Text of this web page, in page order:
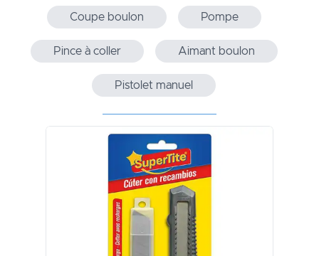
Coupe boulon Pompe
Pince à coller Aimant boulon
Pistolet manuel